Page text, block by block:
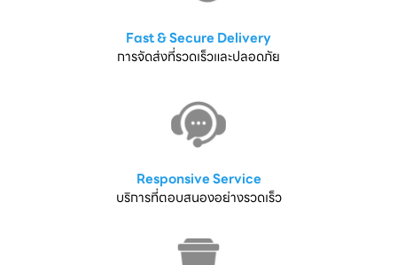
Fast & Secure Delivery
การจัดส่งที่รวดเร็วและปลอดภัย
Responsive Service
บริการที่ตอบสนองอย่างรวดเร็ว